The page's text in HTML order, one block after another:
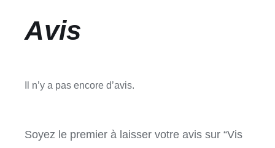
Avis
Il n’y a pas encore d’avis.
Soyez le premier à laisser votre avis sur “Vis